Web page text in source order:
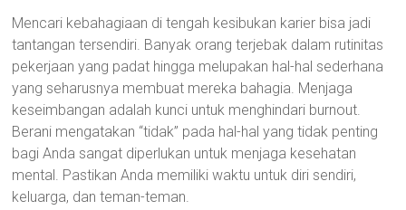
Mencari kebahagiaan di tengah kesibukan karier bisa jadi
tantangan tersendiri. Banyak orang terjebak dalam rutinitas
pekerjaan yang padat hingga melupakan hal-hal sederhana
yang seharusnya membuat mereka bahagia. Menjaga
keseimbangan adalah kunci untuk menghindari burnout.
Berani mengatakan “tidak” pada hal-hal yang tidak penting
bagi Anda sangat diperlukan untuk menjaga kesehatan
mental. Pastikan Anda memiliki waktu untuk diri sendiri,
keluarga, dan teman-teman.